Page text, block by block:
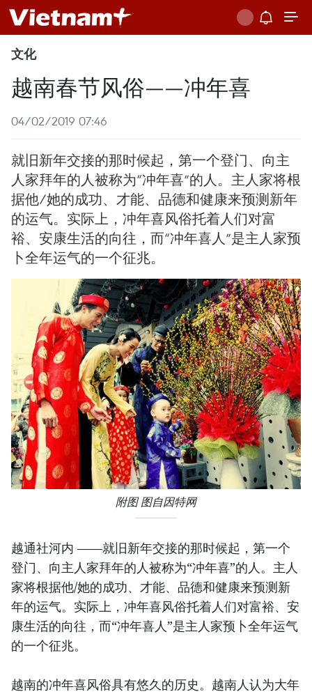
文化
越南春节风俗——冲年喜
04/02/2019 07:46
就旧新年交接的那时候起，第一个登门、向主
人家拜年的人被称为“冲年喜”的人。主人家将根
据他/她的成功、才能、品德和健康来预测新年
的运气。实际上，冲年喜风俗托着人们对富
裕、安康生活的向往，而“冲年喜人”是主人家预
卜全年运气的一个征兆。
附图 图自因特网
越通社河内 ——就旧新年交接的那时候起，第一个
登门、向主人家拜年的人被称为“冲年喜”的人。主人
家将根据他/她的成功、才能、品德和健康来预测新
年的运气。实际上，冲年喜风俗托着人们对富裕、安
康生活的向往，而“冲年喜人”是主人家预卜全年运气
的一个征兆。
越南的冲年喜风俗具有悠久的历史。越南人认为大年